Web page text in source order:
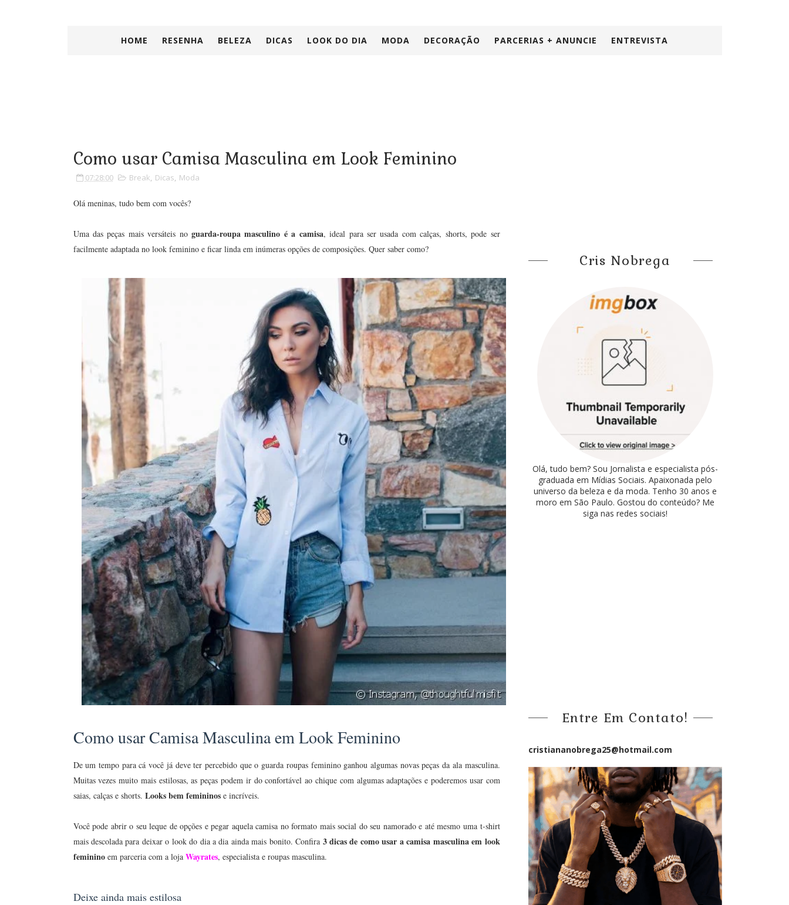
HOME RESENHA BELEZA DICAS LOOK DO DIA MODA DECORAÇÃO PARCERIAS + ANUNCIE ENTREVISTA
Como usar Camisa Masculina em Look Feminino
07:28:00 Break, Dicas, Moda
Olá meninas, tudo bem com vocês?
Uma das peças mais versáteis noguarda-roupa masculino é a camisa, ideal para ser usada com calças, shorts, pode ser
facilmente adaptada no look feminino e ficar linda em inúmeras opções de composições. Quer saber como?
Como usar Camisa Masculina em Look Feminino
De um tempo para cá você já deve ter percebido que o guarda roupas feminino ganhou algumas novas peças da ala masculina.
Muitas vezes muito mais estilosas, as peças podem ir do confortável ao chique com algumas adaptações e poderemos usar com
saias, calças e shorts. Looks bem femininose incríveis.
Você pode abrir o seu leque de opções e pegar aquela camisa no formato mais social do seu namorado e até mesmo uma t-shirt
mais descolada para deixar o look do dia a dia ainda mais bonito. Confira 3 dicas de como usar a camisa masculina em look
feminino em parceria com a loja Wayrates, especialista e roupas masculina.
Deixe ainda mais estilosa
Cris Nobrega
Olá, tudo bem? Sou Jornalista e especialista pós-
graduada em Mídias Sociais. Apaixonada pelo
universo da beleza e da moda. Tenho 30 anos e
moro em São Paulo. Gostou do conteúdo? Me
siga nas redes sociais!
Entre Em Contato!
cristiananobrega25@hotmail.com